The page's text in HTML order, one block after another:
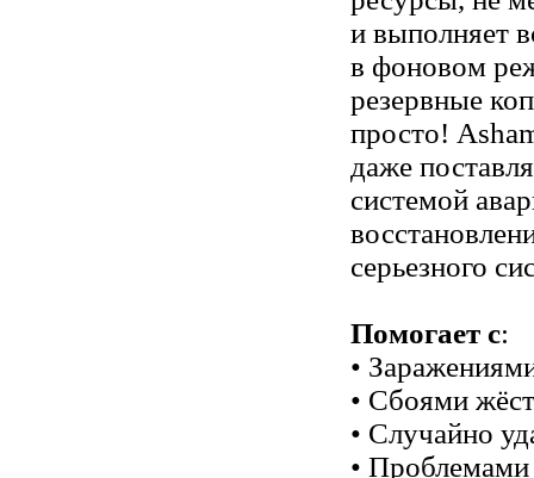
и выполняет
в фоновом
резервные
просто!
даже
системой
серьезного
Помогает с:
•
• Сбоями
• Случайно
•